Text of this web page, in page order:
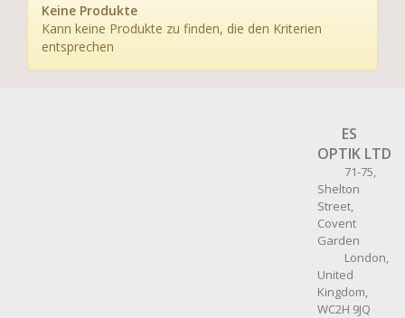
Keine Produkte
Kann keine Produkte zu finden, die den Kriterien
entsprechen
ES
OPTIK LTD
71-75,
Shelton
Street,
Covent
Garden
London,
United
Kingdom,
WC2H 9JQ